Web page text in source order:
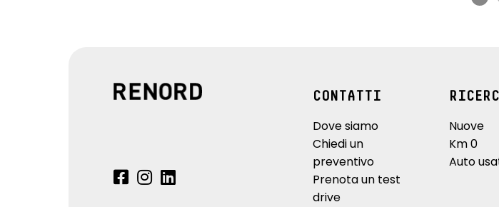
CONTATTI
Dove siamo
Chiedi un
preventivo
Prenota un test
drive
Nuove
Km 0
Auto